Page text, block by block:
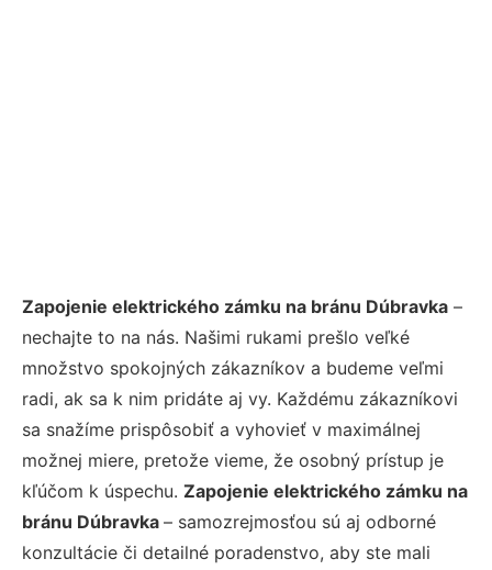
Zapojenie elektrického zámku na bránu Dúbravka –
nechajte to na nás. Našimi rukami prešlo veľké
množstvo spokojných zákazníkov a budeme veľmi
radi, ak sa k nim pridáte aj vy. Každému zákazníkovi
sa snažíme prispôsobiť a vyhovieť v maximálnej
možnej miere, pretože vieme, že osobný prístup je
kľúčom k úspechu. Zapojenie elektrického zámku na
bránu Dúbravka – samozrejmosťou sú aj odborné
konzultácie či detailné poradenstvo, aby ste mali